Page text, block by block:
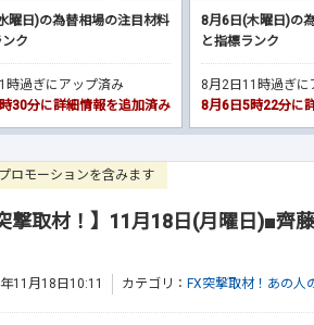
曜日)の為替相場の注目材料
ク
時過ぎにアップ済み
30分に詳細情報を追加済み
8月6日(木曜日)の
と指標ランク
8月2日11時過ぎに
8月6日5時22分に
ロモーションを含みます
突撃取材！】11月18日(月曜日)■齊
11月18日10:11 カテゴリ： FX突撃取材！あの人